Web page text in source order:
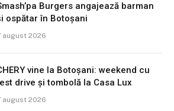
Burgers angajează barman
ospătar în Botoșani
august 2026
vine la Botoșani: weekend cu
drive și tombolă la Casa Lux
august 2026